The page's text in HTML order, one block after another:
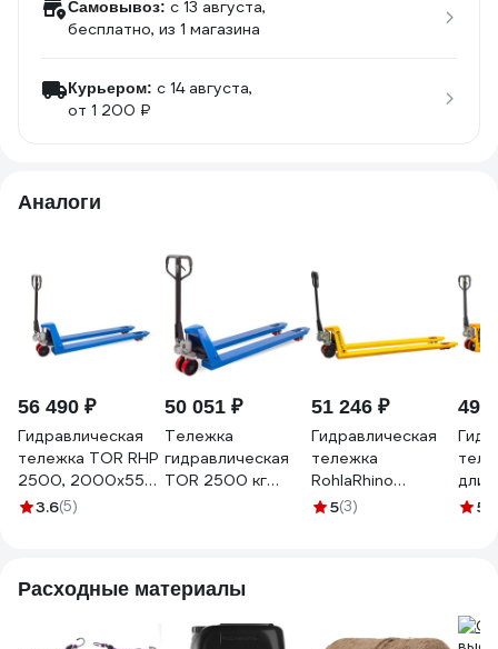
Самовывоз: c 13 августа,
бесплатно, из 1 магазина
Курьером: c 14 августа,
от 1 200 ₽
Аналоги
56 490 ₽
Гидравлическая
тележка TOR RHP
2500, 2000х550
мм 118256
3.6(5)
50 051 ₽
Тележка
гидравлическая
TOR 2500 кг
51 246 ₽
Гидравлическая
тележка
RohlaRhino
длинновильная с
5(3)
49
и 5
Расходные материалы